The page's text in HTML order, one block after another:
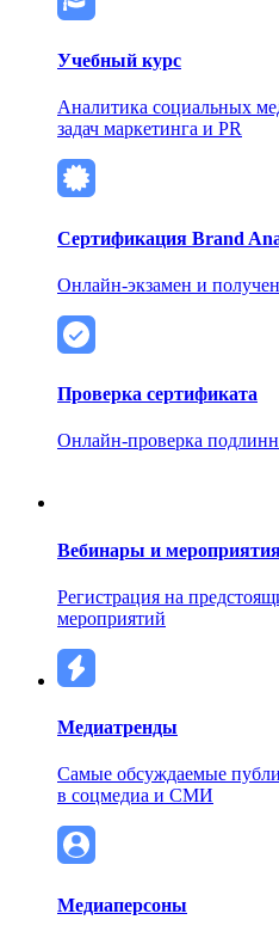
Учебный курс
Аналитика социальных
задач маркетинга и PR
Сертификация Brand
Онлайн-экзамен и
Проверка сертификата
Онлайн-проверка
Вебинары и
Регистрация на
мероприятий
Медиатренды
Самые обсуждаемые
в соцмедиа и СМИ
Медиаперсоны